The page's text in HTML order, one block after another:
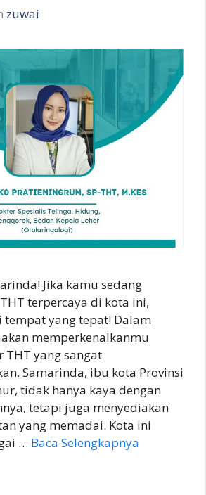
zuwai
Jika kamu sedang
terpercaya di kota ini,
yang tepat! Dalam
memperkenalkanmu
THT yang sangat
Samarinda, ibu kota Provinsi
tidak hanya kaya dengan
tetapi juga menyediakan
yang memadai. Kota ini
… Baca Selengkapnya